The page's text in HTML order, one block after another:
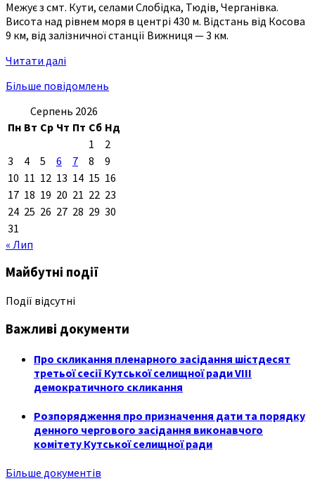
Межує з смт. Кути, селами Слобідка, Тюдів, Черганівка.
Висота над рівнем моря в центрі 430 м. Відстань від Косова
9 км, від залізничної станції Вижниця — 3 км.
Читати далі
Більше повідомлень
Серпень 2026
Пн Вт Ср Чт Пт Сб Нд
1
2
3
4 5 6 7 8
9
10 11 12 13 14 15 16
17 18 19 20 21 22 23
24 25 26 27 28 29 30
31
« Лип
Майбутні події
Події відсутні
Важливі документи
Про скликання пленарного засідання шістдесят
третьої сесії Кутської селищної ради VIII
демократичного скликання
Розпорядження про призначення дати та порядку
денного чергового засідання виконавчого
комітету Кутської селищної ради
Більше документів